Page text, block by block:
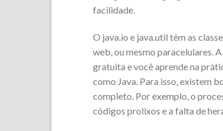
facilidade.
O java.io e java.util têm as
web, ou mesmo paracelulares.
gratuita e você aprende na
como Java. Para isso, existem
completo. Por exemplo, o
códigos prolixos e a falta de